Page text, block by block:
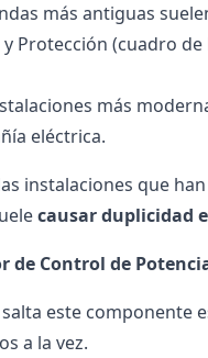
más antiguas
Protección (cuadro
más
eléctrica.
instalaciones que
causar duplicidad
Control de
este
a la vez.